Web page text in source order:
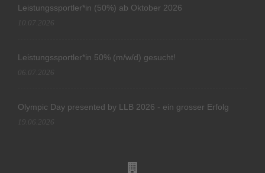
Leistungssportler*in (50%) ab Oktober 2026
10.07.2026
Leistungssportler*in 50% (m/w/d) gesucht!
06.07.2026
Olympic Day presented by LLB 2026 - ein grosser Erfolg
19.06.2026